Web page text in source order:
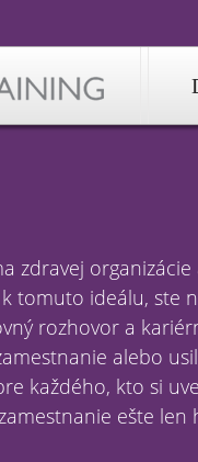
zdravej
tomuto ideálu, ste
rozhovor a
alebo
každého, kto si
ešte len